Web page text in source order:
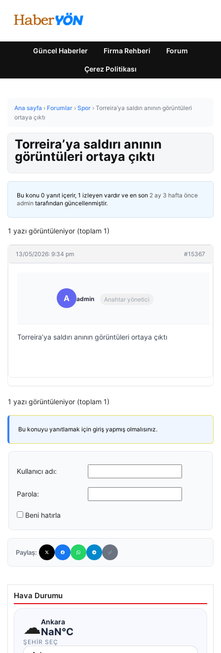
Güncel Haberler Firma Rehberi Forum
Çerez Politikası
Ana sayfa › Forumlar › Spor › Torreira’ya saldırı anının görüntüleri
ortaya çıktı
Torreira’ya saldırı anının
görüntüleri ortaya çıktı
Bu konu 0 yanıt içerir, 1 izleyen vardır ve en son 2 ay 3 hafta önce
admin tarafından güncellenmiştir.
1 yazı görüntüleniyor (toplam 1)
13/05/2026: 9:34 pm #15367
A admin Anahtar yönetici
Torreira’ya saldırı anının görüntüleri ortaya çıktı
1 yazı görüntüleniyor (toplam 1)
Bu konuyu yanıtlamak için giriş yapmış olmalısınız.
Kullanıcı adı:
Parola:
Beni hatırla
Paylaş:
Hava Durumu
☁Ankara
NaN°C
ŞEHIR SEÇ